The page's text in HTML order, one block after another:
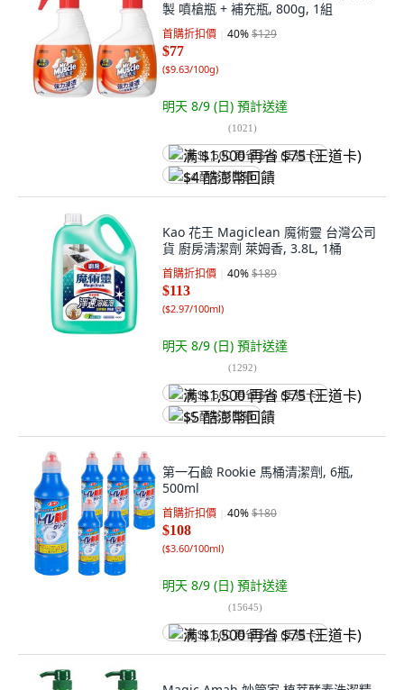
製 噴槍瓶 + 補充瓶, 800g, 1組
首購折扣價 40%$129
$77
($9.63/100g)
明天 8/9 (日) 預計送達
(1021)
满 $1,500 再省 $75 (王道卡)
$4 酷澎幣回饋
Kao 花王 Magiclean 魔術靈 台灣公司
貨 廚房清潔劑 萊姆香, 3.8L, 1桶
首購折扣價 40%$189
$113
($2.97/100ml)
明天 8/9 (日) 預計送達
(1292)
满 $1,500 再省 $75 (王道卡)
$5 酷澎幣回饋
第一石鹼 Rookie 馬桶清潔劑, 6瓶,
500ml
首購折扣價 40%$180
$108
($3.60/100ml)
明天 8/9 (日) 預計送達
(15645)
满 $1,500 再省 $75 (王道卡)